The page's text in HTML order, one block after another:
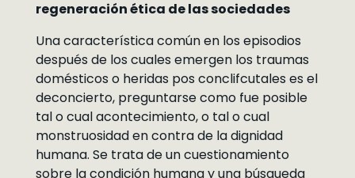
regeneración ética de las sociedades
Una característica común en los episodios
después de los cuales emergen los traumas
domésticos o heridas pos conclifcutales es el
deconcierto, preguntarse como fue posible
tal o cual acontecimiento, o tal o cual
monstruosidad en contra de la dignidad
humana. Se trata de un cuestionamiento
sobre la condición humana y una búsqueda